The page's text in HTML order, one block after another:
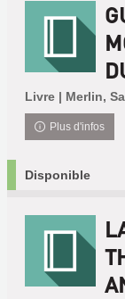
Livre | Merlin,
Plus d'infos
Disponible